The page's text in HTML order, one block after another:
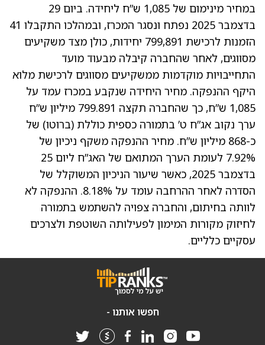
במחיר מינימום של 1,085 ש”ח ליחידה. ביום 29
בדצמבר 2025 נפתח ונסגר המכרז, ובמהלכו התקבלו 41
הזמנות לרכישת 799,891 יחידות, כולן מצד משקיעים
מסווגים, לאחר שהחברה קיבלה מבעוד מועד
התחייבויות מוקדמות ממשקיעים מסווגים לרכישת מלוא
היקף ההנפקה. מחיר היחידה שנקבע במכרז עמד על
1,085 ש”ח, כך שהחברה תקצה 799.891 מיליון ש”ח
ערך נקוב אג”ח ט’ בתמורה כספית כוללת (ברוטו) של
כ-868 מיליון ש”ח. מחיר ההנפקה משקף ניכיון של
7.92% לעומת הערך המתואם של האג”ח ליום 25
בדצמבר 2025, כאשר שיעור הניכיון המשוקלל של
הסדרה לאחר ההרחבה עומד על 8.18%. ההנפקה לא
לוותה בחיתום, והחברה צפויה להשתמש בתמורה
לחיזוק מקורות המימון לפעילותה השוטפת ולצרכים
עסקיים כלליים.
חפשו אותנו -